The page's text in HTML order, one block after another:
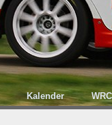
Kalender